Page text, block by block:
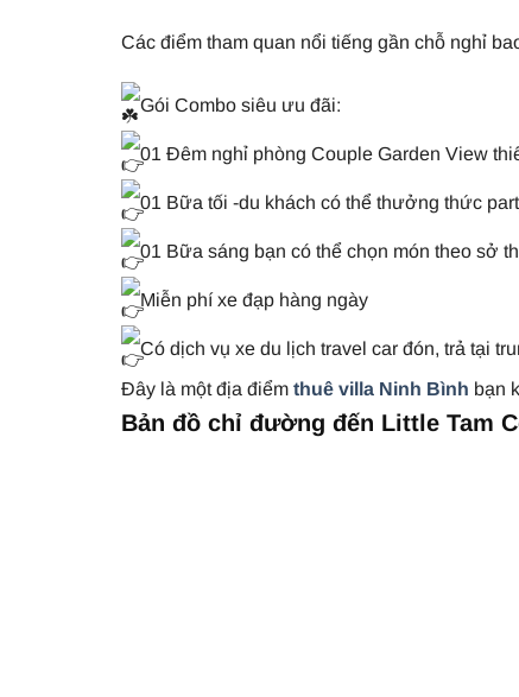
Các điểm tham quan nổi tiếng gần chỗ nghỉ
Gói Combo siêu ưu đãi:
01 Đêm nghỉ phòng Couple Garden View
01 Bữa tối -du khách có thể thưởng thức
01 Bữa sáng bạn có thể chọn món theo sở
Miễn phí xe đạp hàng ngày
Có dịch vụ xe du lịch travel car đón, trả tại
Đây là một địa điểm thuê villa Ninh Bình bạn
Bản đồ chỉ đường đến Little Tam